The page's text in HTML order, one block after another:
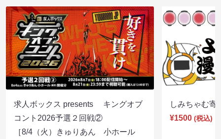
求人ボックス presents キングオブ
コント2026予選２回戦②
［8/4（火）きゅりあん 小ホール
しみちゃむ
¥1500 (税込)